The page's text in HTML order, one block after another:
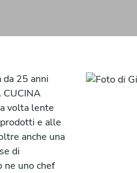
25 anni
CUCINA
volta lente
e alle
anche una
di
ne uno chef